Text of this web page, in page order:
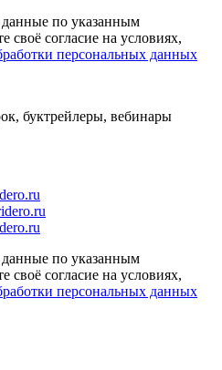
данные по указанным
согласие на условиях,
персональных данных
буктрейлеры, вебинары
данные по указанным
согласие на условиях,
персональных данных